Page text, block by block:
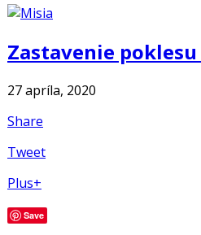
Zastavenie poklesu
27 apríla, 2020
Share
Tweet
Plus+
Save